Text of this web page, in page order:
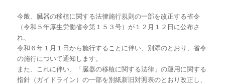
今般、臓器の移植に関する法律施行規則の一部を改正する省令
（令和５年厚生労働省令第 １５３ 号）が１２月１２日に公布さ
れ、
令和６年１月１日から施行することに伴い、別添のとおり、省令
の施行について通知します。
また、これに伴い、「臓器の移植に関する法律」の運用に関する
指針（ガイドライン）の一部を別紙新旧対照表のとおり改正し、